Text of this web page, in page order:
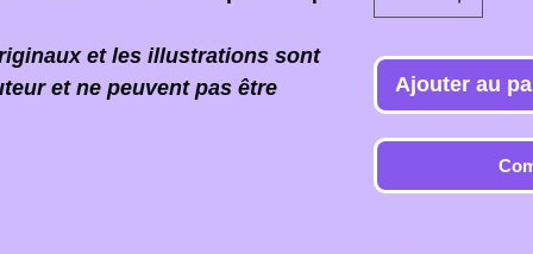
et les illustrations sont
et ne peuvent pas être
Ajouter au